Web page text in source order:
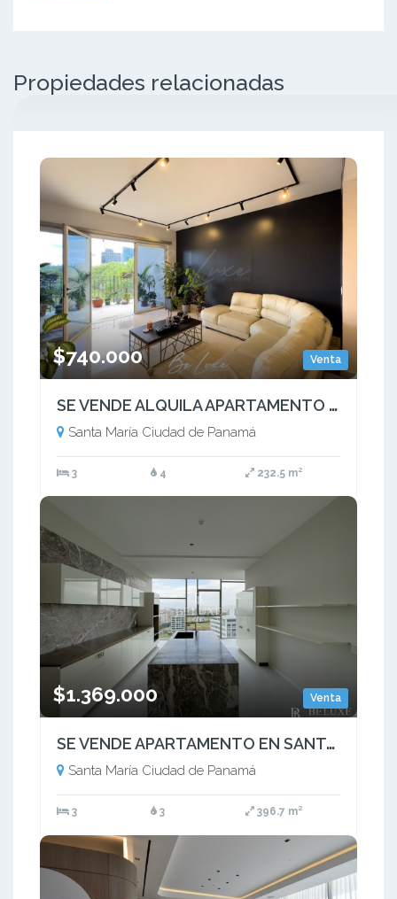
Propiedades relacionadas
Venta
$740.000
SE VENDE ALQUILA APARTAMENTO EN SANTA MARIA PH PRIVILEGE (5)
Santa María Ciudad de Panamá
3 4 232.5 m²
Venta
$1.369.000
SE VENDE APARTAMENTO EN SANTA MARIA, PH LA MAISON BY FENDI (5)
Santa María Ciudad de Panamá
3 3 396.7 m²